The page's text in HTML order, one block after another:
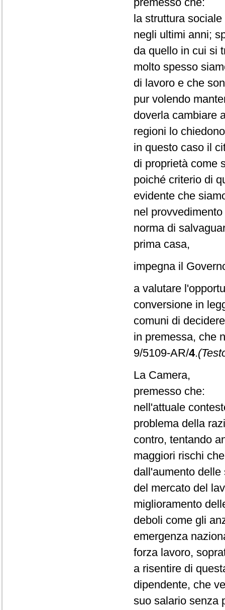
la struttura
negli ultimi anni;
da quello in cui si
molto spesso
di lavoro e che
pur volendo
doverla cambiare
regioni lo
in questo caso il
di proprietà come
poiché criterio di
evidente che
nel
norma di
prima casa,
impegna il
a valutare
conversione in
comuni di
in premessa, che
9/5109-AR/4.
La Camera,
premesso che:
nell'attuale
problema della
contro, tentando
maggiori rischi
dall'aumento
del mercato del
miglioramento
deboli come gli
emergenza
forza lavoro,
a risentire di
dipendente, che
suo salario senza